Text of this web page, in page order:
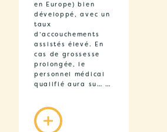
en Europe) bien
développé, avec un
taux
d’accouchements
assistés élevé. En
cas de grossesse
prolongée, le
personnel médical
qualifié aura su… …